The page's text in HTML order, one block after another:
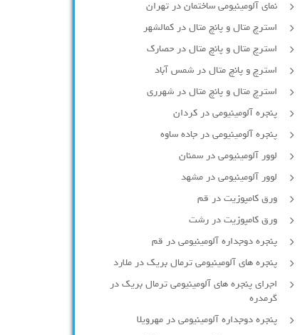
نمای آلومینیومی ساختمان در تهران
استرچ متال و پانچ متال در کمالشهر
استرچ متال و پانچ متال در حصارك
استرچ و پانچ متال در شمس آباد
استرچ متال و پانچ متال در شهرری
پنجره آلومینیومی در کردان
پنجره آلومینیومی در جاده ساوه
لوور آلومینیومی در سمنان
لوور آلومینیومی در مشهد
ورق کامپوزیت در قم
ورق کامپوزیت در رشت
پنجره دوجداره آلومينيومی در قم
پنجره های آلومینیومی ترمال بریک در ملارد
اجرای پنجره های آلومینیومی ترمال بریک در
گرمدره
پنجره دوجداره آلومینیومی در مهرویلا